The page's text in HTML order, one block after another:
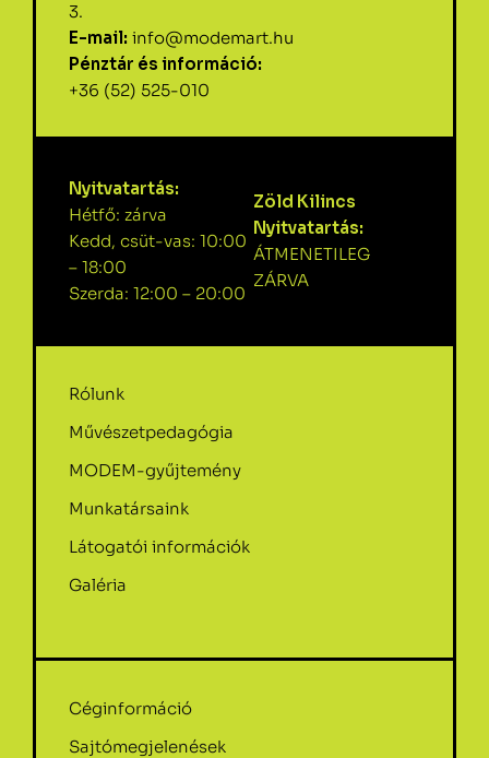
3.
E-mail: info@modemart.hu
Pénztár és információ:
+36 (52) 525-010
Nyitvatartás:
Hétfő: zárva
Kedd, csüt-vas: 10:00
– 18:00
Szerda: 12:00 – 20:00
Zöld Kilincs
Nyitvatartás:
ÁTMENETILEG
ZÁRVA
Rólunk
Művészetpedagógia
MODEM-gyűjtemény
Munkatársaink
Látogatói információk
Galéria
Céginformáció
Sajtómegjelenések